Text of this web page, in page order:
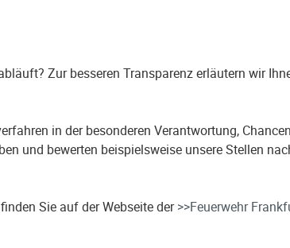
Zur besseren Transparenz erläutern wir
in der besonderen Verantwortung,
und bewerten beispielsweise unsere Stellen
Sie auf der Webseite der>>Feuerwehr